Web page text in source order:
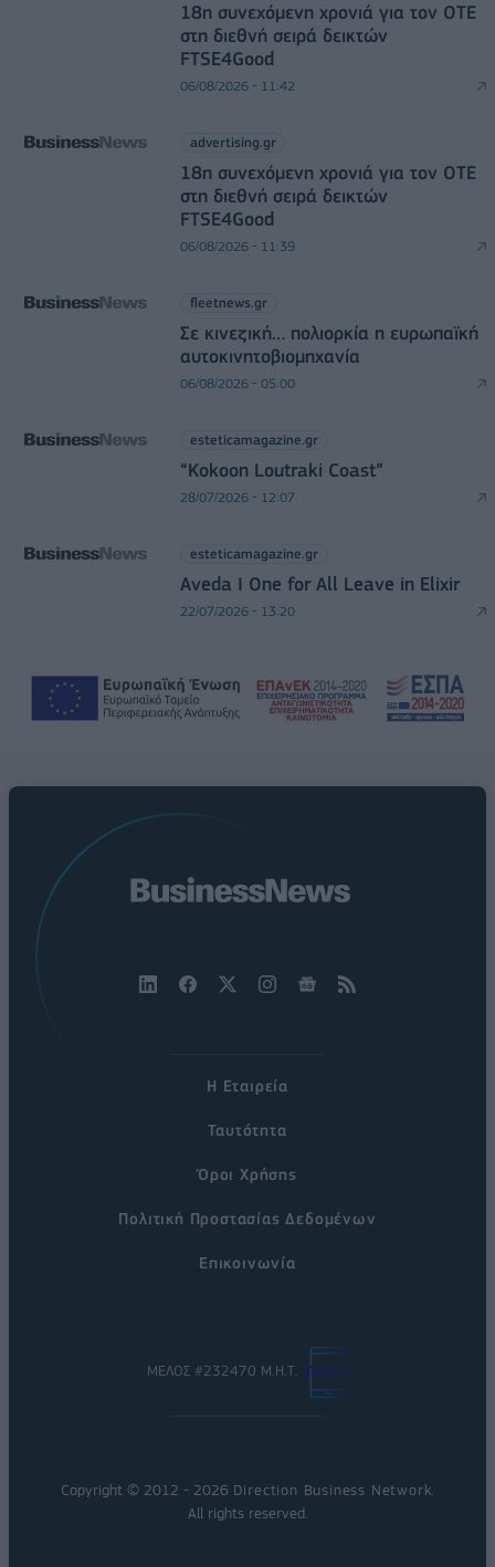
18η συνεχόμενη χρονιά για τον ΟΤΕ
στη διεθνή σειρά δεικτών
FTSE4Good
06/08/2026 - 11:42
advertising.gr
18η συνεχόμενη χρονιά για τον ΟΤΕ
στη διεθνή σειρά δεικτών
FTSE4Good
06/08/2026 - 11:39
fleetnews.gr
Σε κινεζική… πολιορκία η ευρωπαϊκή
αυτοκινητοβιομηχανία
06/08/2026 - 05:00
esteticamagazine.gr
“Kokoon Loutraki Coast”
28/07/2026 - 12:07
esteticamagazine.gr
Aveda I One for All Leave in Elixir
22/07/2026 - 13:20
Η Εταιρεία
Ταυτότητα
Όροι Χρήσης
Πολιτική Προστασίας Δεδομένων
Επικοινωνία
ΜΕΛΟΣ #232470 Μ.Η.Τ.
Copyright © 2012 - 2026 Direction Business Network.
All rights reserved.